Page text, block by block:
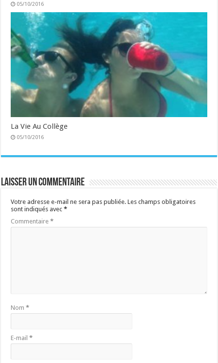
05/10/2016
La Vie Au Collège
05/10/2016
Laisser un commentaire
Votre adresse e-mail ne sera pas publiée. Les champs obligatoires
sont indiqués avec*
Commentaire*
Nom*
E-mail*